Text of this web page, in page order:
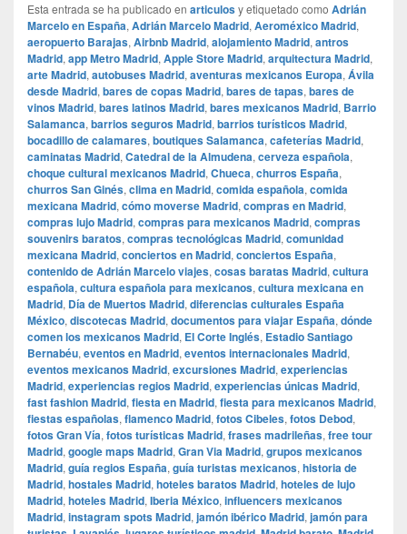
Esta entrada se ha publicado en articulosy etiquetado como Adrián
Marcelo en España, Adrián Marcelo Madrid, Aeroméxico Madrid,
aeropuerto Barajas, Airbnb Madrid, alojamiento Madrid, antros
Madrid, app Metro Madrid, Apple Store Madrid, arquitectura Madrid,
arte Madrid, autobuses Madrid, aventuras mexicanos Europa, Ávila
desde Madrid, bares de copas Madrid, bares de tapas, bares de
vinos Madrid, bares latinos Madrid, bares mexicanos Madrid, Barrio
Salamanca, barrios seguros Madrid, barrios turísticos Madrid,
bocadillo de calamares, boutiques Salamanca, cafeterías Madrid,
caminatas Madrid, Catedral de la Almudena, cerveza española,
choque cultural mexicanos Madrid, Chueca, churros España,
churros San Ginés, clima en Madrid, comida española, comida
mexicana Madrid, cómo moverse Madrid, compras en Madrid,
compras lujo Madrid, compras para mexicanos Madrid, compras
souvenirs baratos, compras tecnológicas Madrid, comunidad
mexicana Madrid, conciertos en Madrid, conciertos España,
contenido de Adrián Marcelo viajes, cosas baratas Madrid, cultura
española, cultura española para mexicanos, cultura mexicana en
Madrid, Día de Muertos Madrid, diferencias culturales España
México, discotecas Madrid, documentos para viajar España, dónde
comen los mexicanos Madrid, El Corte Inglés, Estadio Santiago
Bernabéu, eventos en Madrid, eventos internacionales Madrid,
eventos mexicanos Madrid, excursiones Madrid, experiencias
Madrid, experiencias regios Madrid, experiencias únicas Madrid,
fast fashion Madrid, fiesta en Madrid, fiesta para mexicanos Madrid,
fiestas españolas, flamenco Madrid, fotos Cibeles, fotos Debod,
fotos Gran Vía, fotos turísticas Madrid, frases madrileñas, free tour
Madrid, google maps Madrid, ​​Gran Via Madrid, grupos mexicanos
Madrid, guía regios España, guía turistas mexicanos, historia de
Madrid, hostales Madrid, hoteles baratos Madrid, hoteles de lujo
Madrid, hoteles Madrid, Iberia México, influencers mexicanos
Madrid, instagram spots Madrid, jamón ibérico Madrid, jamón para